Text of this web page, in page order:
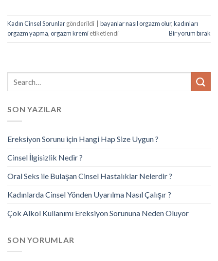
Kadın Cinsel Sorunlargönderildi bayanlar nasıl orgazm olur,kadınları
orgazm yapma,orgazm kremietiketlendi Bir yorum bırak
SON YAZILAR
Ereksiyon Sorunu için Hangi Hap Size Uygun ?
Cinsel İlgisizlik Nedir ?
Oral Seks ile Bulaşan Cinsel Hastalıklar Nelerdir ?
Kadınlarda Cinsel Yönden Uyarılma Nasıl Çalışır ?
Çok Alkol Kullanımı Ereksiyon Sorununa Neden Oluyor
SON YORUMLAR